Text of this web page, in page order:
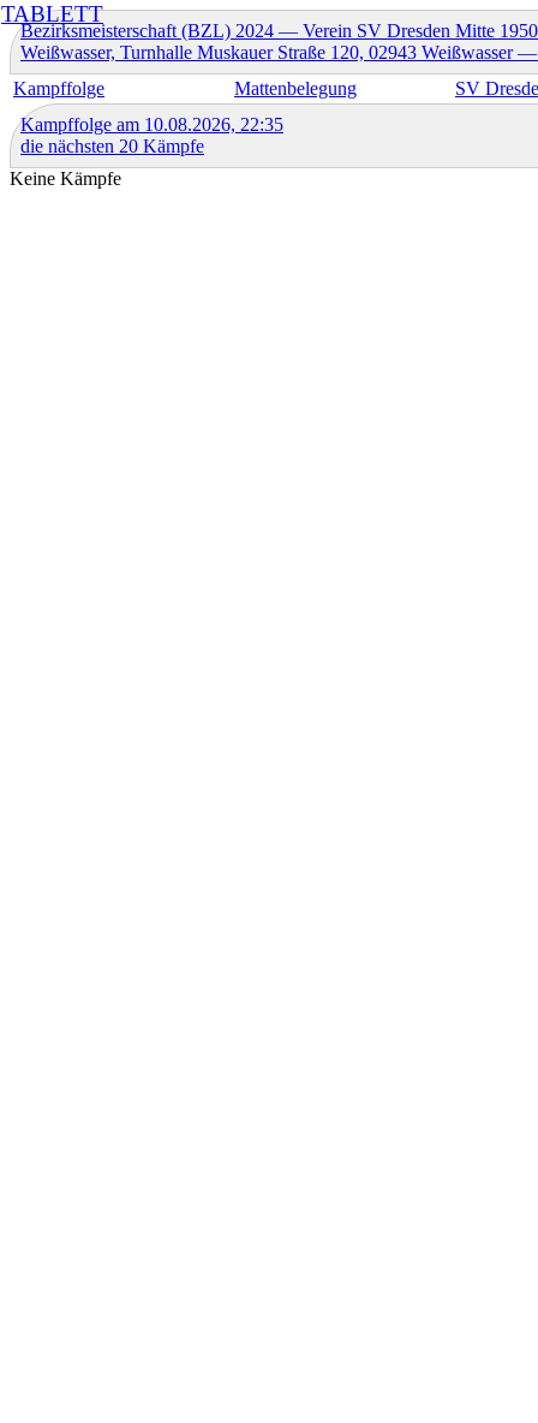
TABLETT
Bezirksmeisterschaft (BZL) 2024 — Verein SV Dresden Mitte
Weißwasser, Turnhalle Muskauer Straße 120, 02943
Kampffolge
Mattenbelegung
SV
Kampffolge am 10.08.2026, 22:35
die nächsten 20 Kämpfe
Keine Kämpfe